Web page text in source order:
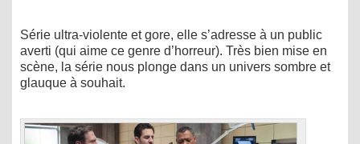
Série ultra-violente et gore, elle s’adresse à un public
averti (qui aime ce genre d’horreur). Très bien mise en
scène, la série nous plonge dans un univers sombre et
glauque à souhait.